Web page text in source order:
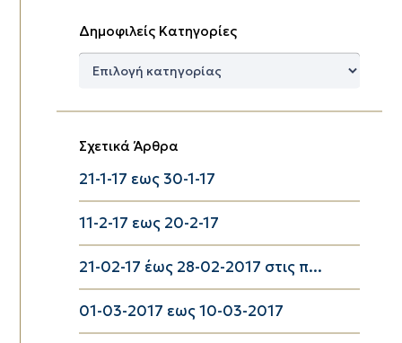
Δημοφιλείς Κατηγορίες
Δημοφιλείς
Σχετικά Άρθρα
21-1-17 εως 30-1-17
11-2-17 εως 20-2-17
21-02-17 έως 28-02-2017 στις π...
01-03-2017 εως 10-03-2017